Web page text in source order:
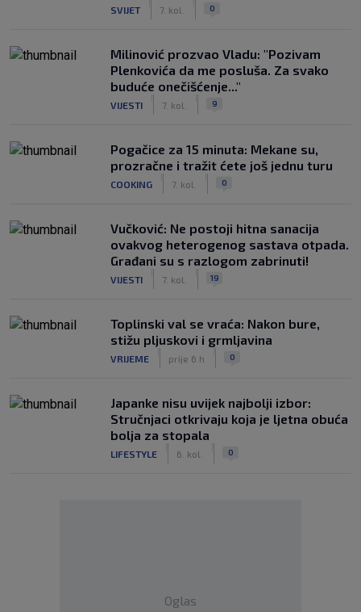
SVIJET 7. kol. 0
Milinović prozvao Vladu: "Pozivam
Plenkovića da me posluša. Za svako
buduće onečišćenje..."
VIJESTI 7. kol. 9
Pogačice za 15 minuta: Mekane su,
prozračne i tražit ćete još jednu turu
COOKING 7. kol. 0
Vučković: Ne postoji hitna sanacija
ovakvog heterogenog sastava otpada.
Građani su s razlogom zabrinuti!
VIJESTI 7. kol. 19
Toplinski val se vraća: Nakon bure,
stižu pljuskovi i grmljavina
VRIJEME prije 6 h 0
Japanke nisu uvijek najbolji izbor:
Stručnjaci otkrivaju koja je ljetna obuća
bolja za stopala
LIFESTYLE 6. kol. 0
Oglas